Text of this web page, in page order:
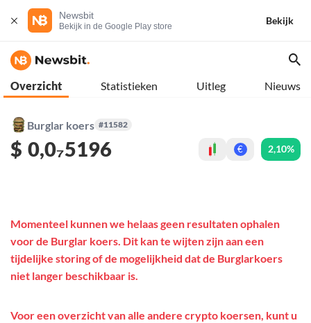
Newsbit
Bekijk in de Google Play store
Bekijk
Overzicht Statistieken Uitleg Nieuws
Burglar koers #11582
$ 0,0₇5196 € 2,10%
Momenteel kunnen we helaas geen resultaten ophalen
voor de Burglar koers. Dit kan te wijten zijn aan een
tijdelijke storing of de mogelijkheid dat de Burglarkoers
niet langer beschikbaar is.
Voor een overzicht van alle andere crypto koersen, kunt u